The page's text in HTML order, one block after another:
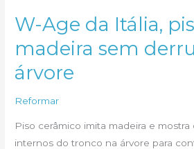
W-Age da Itália,
madeira sem
árvore
Reformar
Piso cerâmico imita madeira e mostra
internos do tronco na árvore para